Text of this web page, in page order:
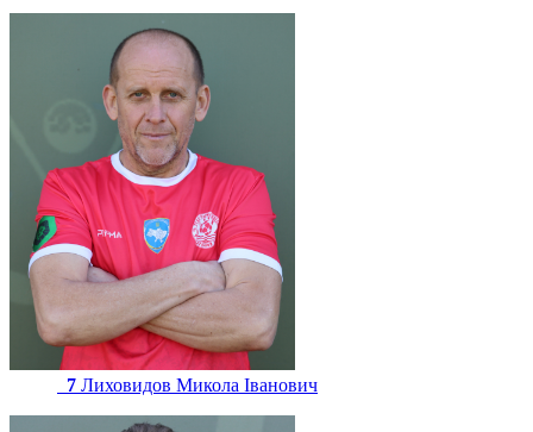
7 Лиховидов Микола Іванович